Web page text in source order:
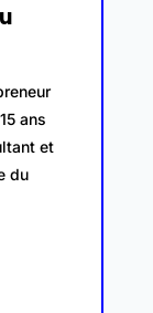
ans
et
du